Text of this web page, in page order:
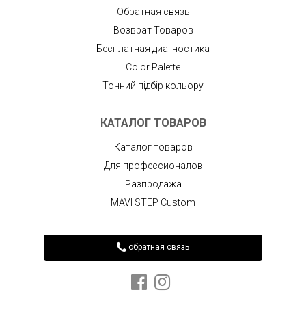
Обратная связь
Возврат Товаров
Бесплатная диагностика
Color Palette
Точний підбір кольору
КАТАЛОГ ТОВАРОВ
Каталог товаров
Для профессионалов
Разпродажа
MAVI STEP Custom
обратная связь